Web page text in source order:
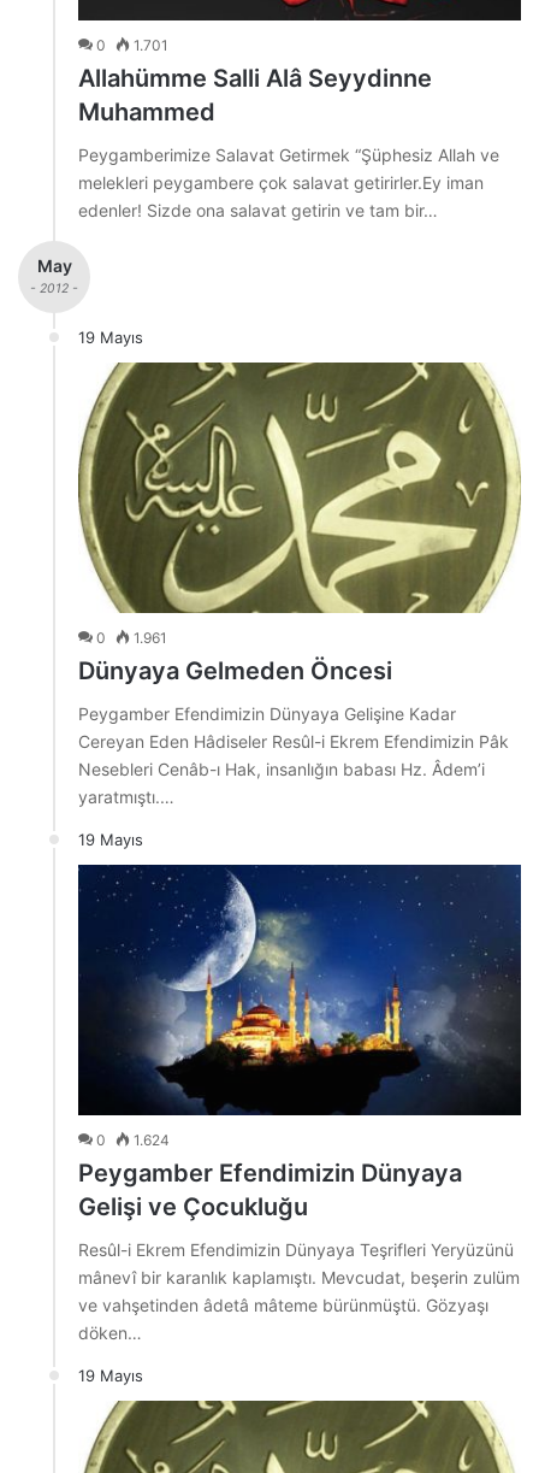
0 1.701
Allahümme Salli Alâ Seyydinne
Muhammed
Peygamberimize Salavat Getirmek “Şüphesiz Allah ve
melekleri peygambere çok salavat getirirler.Ey iman
edenler! Sizde ona salavat getirin ve tam bir…
May
- 2012 -
19 Mayıs
0 1.961
Dünyaya Gelmeden Öncesi
Peygamber Efendimizin Dünyaya Gelişine Kadar
Cereyan Eden Hâdiseler Resûl-i Ekrem Efendimizin Pâk
Nesebleri Cenâb-ı Hak, insanlığın babası Hz. Âdem’i
yaratmıştı.…
19 Mayıs
0 1.624
Peygamber Efendimizin Dünyaya
Gelişi ve Çocukluğu
Resûl-i Ekrem Efendimizin Dünyaya Teşrifleri Yeryüzünü
mânevî bir karanlık kaplamıştı. Mevcudat, beşerin zulüm
ve vahşetinden âdetâ mâteme bürünmüştü. Gözyaşı
döken…
19 Mayıs